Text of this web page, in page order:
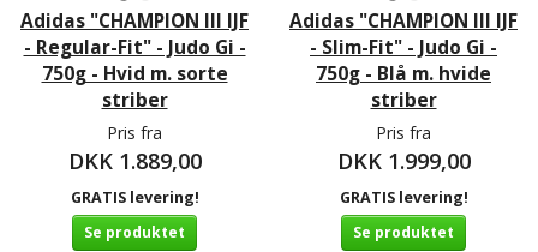
Adidas "CHAMPION III IJF
- Regular-Fit" - Judo Gi -
750g - Hvid m. sorte
striber
Pris fra
DKK 1.889,00
GRATIS levering!
Se produktet
Adidas "CHAMPION III IJF
- Slim-Fit" - Judo Gi -
750g - Blå m. hvide
striber
Pris fra
DKK 1.999,00
GRATIS levering!
Se produktet